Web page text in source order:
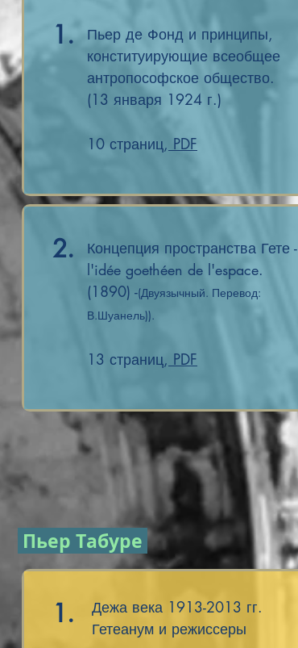
1.
Пьер де Фонд и принципы,
конституирующие всеобщее
антропософское общество.
(13 января 1924 г.)
10 страниц, PDF
2.
Концепция пространства Гете -
l'idée goethéen de l'espace.
(1890) -(Двуязычный. Перевод:
В.Шуанель)).
13 страниц, PDF
Пьер Табуре
1.
Дежа века 1913-2013 гг.
Гетеанум и режиссеры